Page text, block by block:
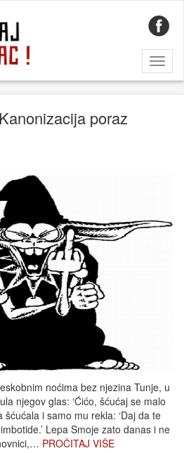
poraz
noćima bez njezina Tunje, u
njegov glas: ‘Ćićo, šćućaj se malo
šćućala i samo mu rekla: ‘Daj da te
Lepa Smoje zato danas i ne
PROČITAJ VIŠE